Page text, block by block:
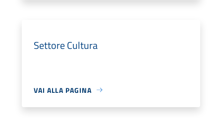
Settore Cultura
VAI ALLA PAGINA